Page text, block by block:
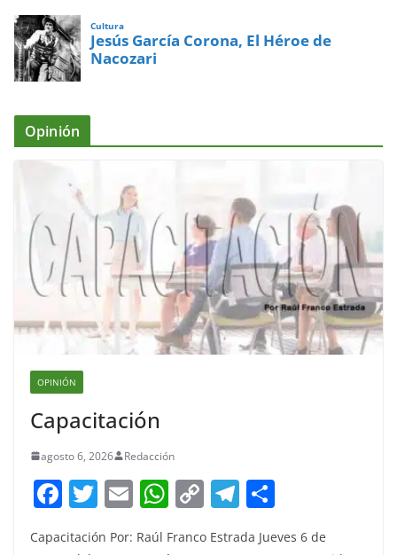
Cultura
Jesús García Corona, El Héroe de
Nacozari
Opinión
OPINIÓN
Capacitación
agosto 6, 2026 Redacción
F
a
T E
m
W C T
el
Capacitación Por: Raúl Franco Estrada Jueves 6 de